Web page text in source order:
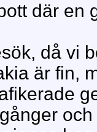
där en
då vi
är fin,